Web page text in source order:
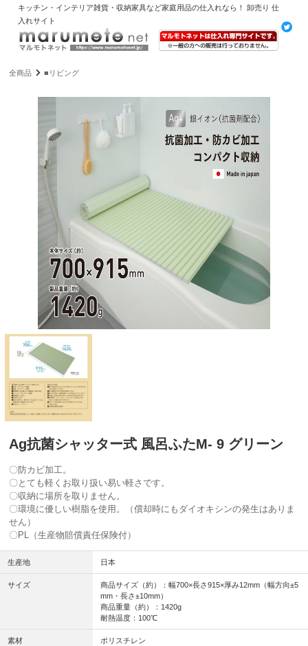
キッチン・インテリア雑貨・収納家具など家庭用品の仕入れなら！ 卸売り 仕
入れサイト
全商品 ■リビング
Ag抗菌シャッター式 風呂ふたM- 9 グリーン
〇防カビ加工。
〇とても軽くお取り扱い易い軽さです。
〇収納に場所を取りません。
〇環境に優しい樹脂を使用。（償却時にもダイオキシンの発生はありま
せん）
〇PL（生産物賠償責任保険付）
生産地 日本
サイズ
商品サイズ（約）：幅700×長さ915×厚み12mm（幅方向±5
mm・長さ±10mm）
商品重量（約）：1420g
耐熱温度：100℃
素材 ポリスチレン